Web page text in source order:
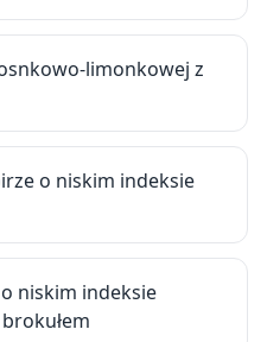
limonkowej z
o niskim indeksie
niskim indeksie